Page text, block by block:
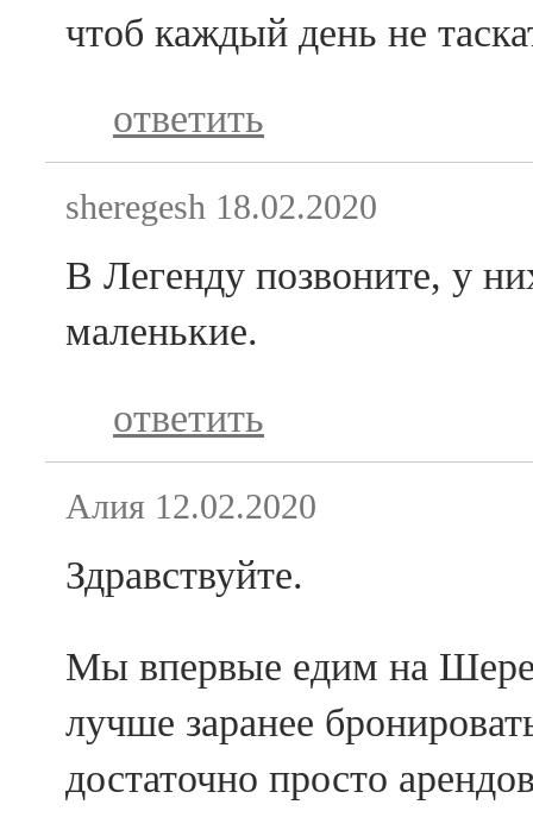
чтоб каждый день не
ответить
sheregesh 18.02.2020
В Легенду позвоните, у
маленькие.
ответить
Алия 12.02.2020
Здравствуйте.
Мы впервые едим на
лучше заранее
достаточно просто